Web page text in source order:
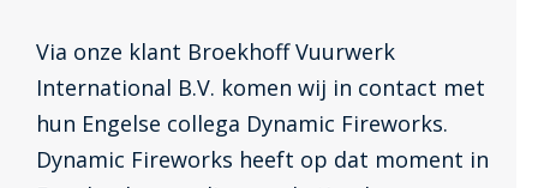
Via onze klant Broekhoff Vuurwerk
International B.V. komen wij in contact met
hun Engelse collega Dynamic Fireworks.
Dynamic Fireworks heeft op dat moment in